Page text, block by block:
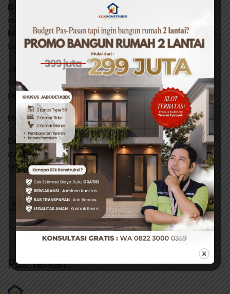
Desain Optimized
– Solusi arsitektur yang
mengutamakan fungsi dan juga efisiensi.
Manajemen Material– Rekomendasi pemilihan bahan
berkualitas dengan harga terbaik.
Jangan ragu untuk konsultasi via WhatsApp
sekarang! Tim kami akan memandu Anda dari
perencanaan hingga konstruksi!
Hubungi Kami: 082230000359
Dapatkan booth pameran yang menarik, fungsional,
dan meningkatkan branding dengan kontraktor
terpercaya!
BAGIKAN INI Facebook Twitter WhatsApp
TAG: #JASA KONTRAKTOR TERPERCAYA
Pos Terkait